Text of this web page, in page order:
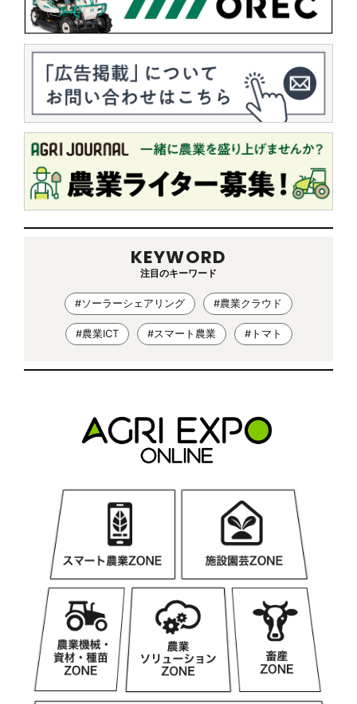
KEYWORD
注目のキーワード
#ソーラーシェアリング #農業クラウド
#農業ICT #スマート農業 #トマト